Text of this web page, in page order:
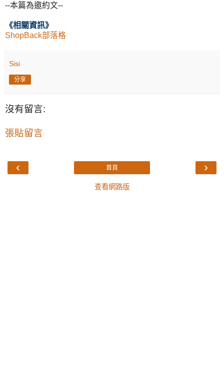
--本篇為邀約文--
《相關資訊》
ShopBack部落格
Sisi
分享
沒有留言:
張貼留言
‹ ›
首頁
查看網路版